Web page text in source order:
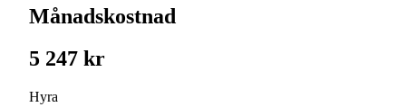
Månadskostnad
5 247 kr
Hyra